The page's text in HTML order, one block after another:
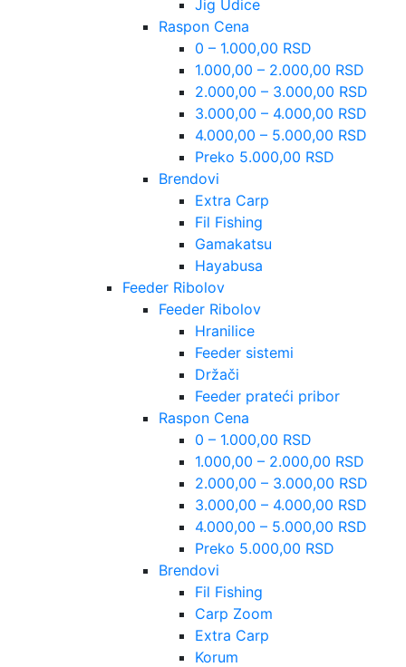
Jig Udice
Raspon Cena
0 – 1.000,00 RSD
1.000,00 – 2.000,00 RSD
2.000,00 – 3.000,00 RSD
3.000,00 – 4.000,00 RSD
4.000,00 – 5.000,00 RSD
Preko 5.000,00 RSD
Brendovi
Extra Carp
Fil Fishing
Gamakatsu
Hayabusa
Feeder Ribolov
Feeder Ribolov
Hranilice
Feeder sistemi
Držači
Feeder prateći pribor
Raspon Cena
0 – 1.000,00 RSD
1.000,00 – 2.000,00 RSD
2.000,00 – 3.000,00 RSD
3.000,00 – 4.000,00 RSD
4.000,00 – 5.000,00 RSD
Preko 5.000,00 RSD
Brendovi
Fil Fishing
Carp Zoom
Extra Carp
Korum